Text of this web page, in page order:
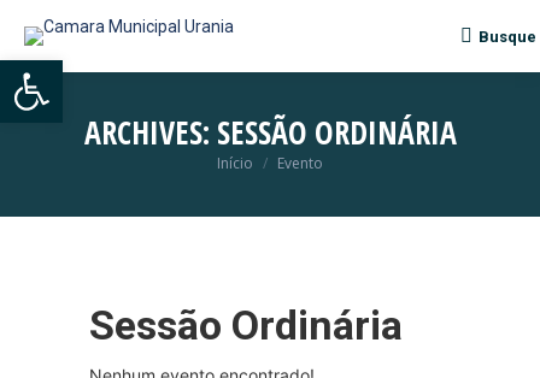
Search:
Busque
ARCHIVES: SESSÃO ORDINÁRIA
Você está aqui:
Início Evento
Sessão Ordinária
Abrir a barra de ferramentas